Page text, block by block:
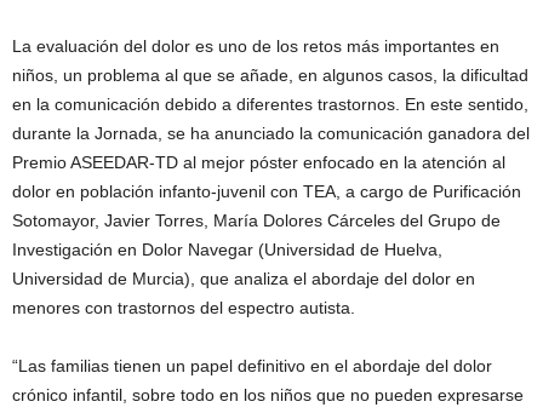
La evaluación del dolor es uno de los retos más importantes en
niños, un problema al que se añade, en algunos casos, la dificultad
en la comunicación debido a diferentes trastornos. En este sentido,
durante la Jornada, se ha anunciado la comunicación ganadora del
Premio ASEEDAR-TD al mejor póster enfocado en la atención al
dolor en población infanto-juvenil con TEA, a cargo de Purificación
Sotomayor, Javier Torres, María Dolores Cárceles del Grupo de
Investigación en Dolor Navegar (Universidad de Huelva,
Universidad de Murcia), que analiza el abordaje del dolor en
menores con trastornos del espectro autista.
“Las familias tienen un papel definitivo en el abordaje del dolor
crónico infantil, sobre todo en los niños que no pueden expresarse